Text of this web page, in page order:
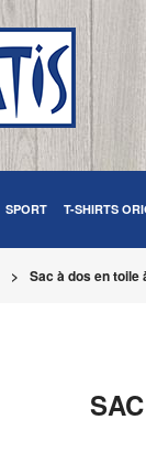
SPORT T-SHIRTS
Sac à dos en toile